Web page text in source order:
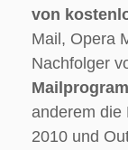
von
Mail, Opera
Nachfolger
anderem die
2010 und